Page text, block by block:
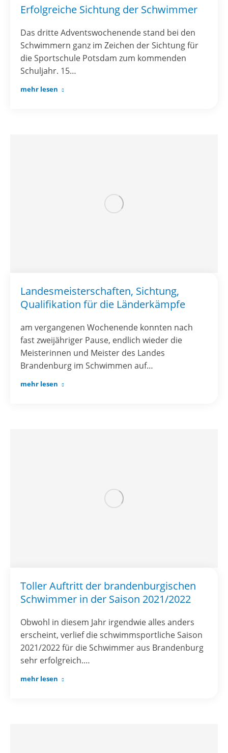
Erfolgreiche Sichtung der Schwimmer
Das dritte Adventswochenende stand bei den
Schwimmern ganz im Zeichen der Sichtung für
die Sportschule Potsdam zum kommenden
Schuljahr. 15…
mehr lesen
Landesmeisterschaften, Sichtung,
Qualifikation für die Länderkämpfe
am vergangenen Wochenende konnten nach
fast zweijähriger Pause, endlich wieder die
Meisterinnen und Meister des Landes
Brandenburg im Schwimmen auf…
mehr lesen
Toller Auftritt der brandenburgischen
Schwimmer in der Saison 2021/2022
Obwohl in diesem Jahr irgendwie alles anders
erscheint, verlief die schwimmsportliche Saison
2021/2022 für die Schwimmer aus Brandenburg
sehr erfolgreich.…
mehr lesen